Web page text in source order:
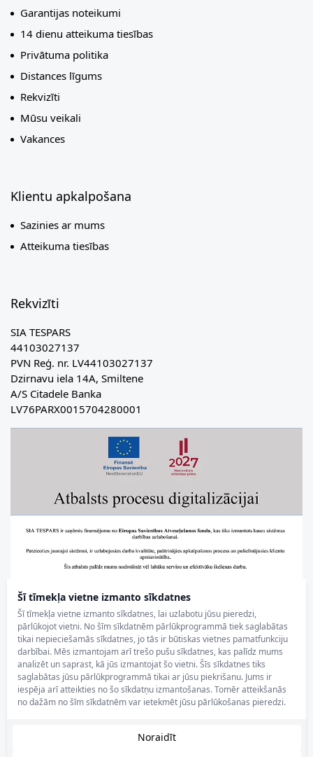
Šī tīmekļa vietne izmanto sīkdatnes
Šī tīmekļa vietne izmanto sīkdatnes, lai uzlabotu jūsu pieredzi,
pārlūkojot vietni. No šīm sīkdatnēm pārlūkprogrammā tiek saglabātas
tikai nepieciešamās sīkdatnes, jo tās ir būtiskas vietnes pamatfunkciju
darbībai. Mēs izmantojam arī trešo pušu sīkdatnes, kas palīdz mums
analizēt un saprast, kā jūs izmantojat šo vietni. Šīs sīkdatnes tiks
saglabātas jūsu pārlūkprogrammā tikai ar jūsu piekrišanu. Jums ir
iespēja arī atteikties no šo sīkdatņu izmantošanas. Tomēr atteikšanās
no dažām no šīm sīkdatnēm var ietekmēt jūsu pārlūkošanas pieredzi.
Noraidīt
Garantijas noteikumi
14 dienu atteikuma tiesības
Privātuma politika
Distances līgums
Rekvizīti
Mūsu veikali
Vakances
Klientu apkalpošana
Sazinies ar mums
Atteikuma tiesības
Rekvizīti
SIA TESPARS
44103027137
PVN Reģ. nr. LV44103027137
Dzirnavu iela 14A, Smiltene
A/S Citadele Banka
LV76PARX0015704280001